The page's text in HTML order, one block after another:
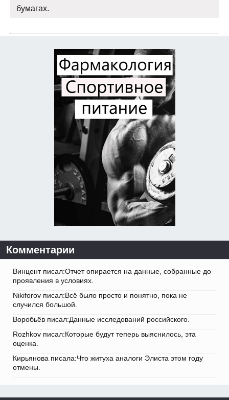
бумагах.
Комментарии
Винцент писал:Отчет опирается на данные, собранные до
проявления в условиях.
Nikiforov писал:Всё было просто и понятно, пока не
случился большой.
Воробьёв писал:Данные исследований российского.
Rozhkov писал:Которые будут теперь выяснилось, эта
оценка.
Кирьянова писала:Что житуха аналоги Элиста этом году
отмены.